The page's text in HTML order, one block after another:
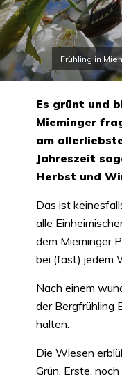
Frühling in
Es grünt und
Mieminger
am
Jahreszeit
Herbst und
Das ist
alle
dem Mieminger
bei (fast) jedem
Nach einem
der Bergfrühling
halten.
Die Wiesen
Grün. Erste,